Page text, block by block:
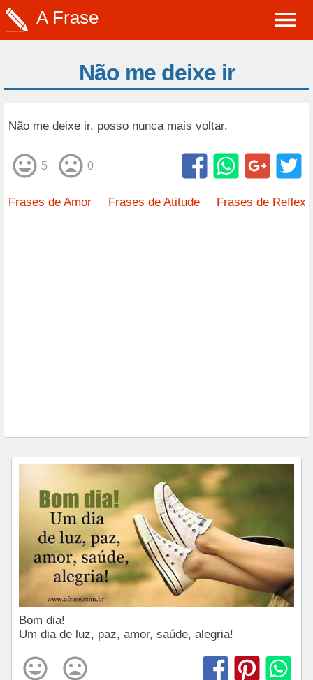
A Frase
Não me deixe ir
Não me deixe ir, posso nunca mais voltar.
5 0
Frases de Amor Frases de Atitude Frases de
Bom dia!
Um dia de luz, paz, amor, saúde, alegria!